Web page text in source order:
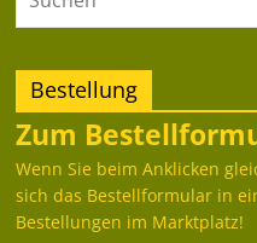
Bestellung
Zum
Wenn Sie beim Anklicken
sich das Bestellformular in
Bestellungen im Marktplatz!